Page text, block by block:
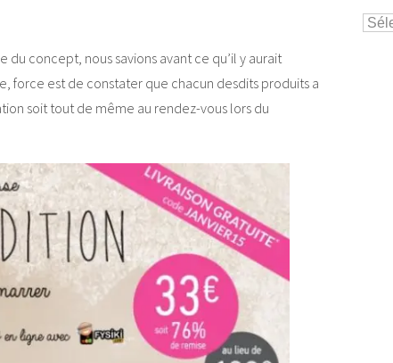
concept, nous savions avant ce qu’il y aurait
force est de constater que chacun desdits produits a
soit tout de même au rendez-vous lors du